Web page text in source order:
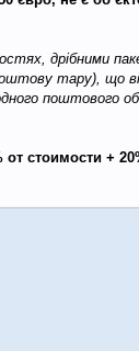
дрібними
тару), що
поштового
от стоимости +